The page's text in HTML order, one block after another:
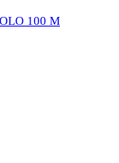
100 M